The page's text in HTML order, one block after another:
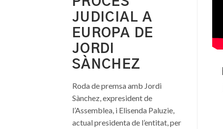
JUDICIAL A
EUROPA DE
JORDI
SÀNCHEZ
Roda de premsa amb Jordi
Sànchez, expresident de
l’Assemblea, i Elisenda Paluzie,
actual presidenta de l’entitat, per